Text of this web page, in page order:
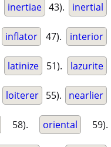
inertiae 43). inertial
inflator 47). interior
latinize 51). lazurite
loiterer 55). nearlier
58). oriental 59).